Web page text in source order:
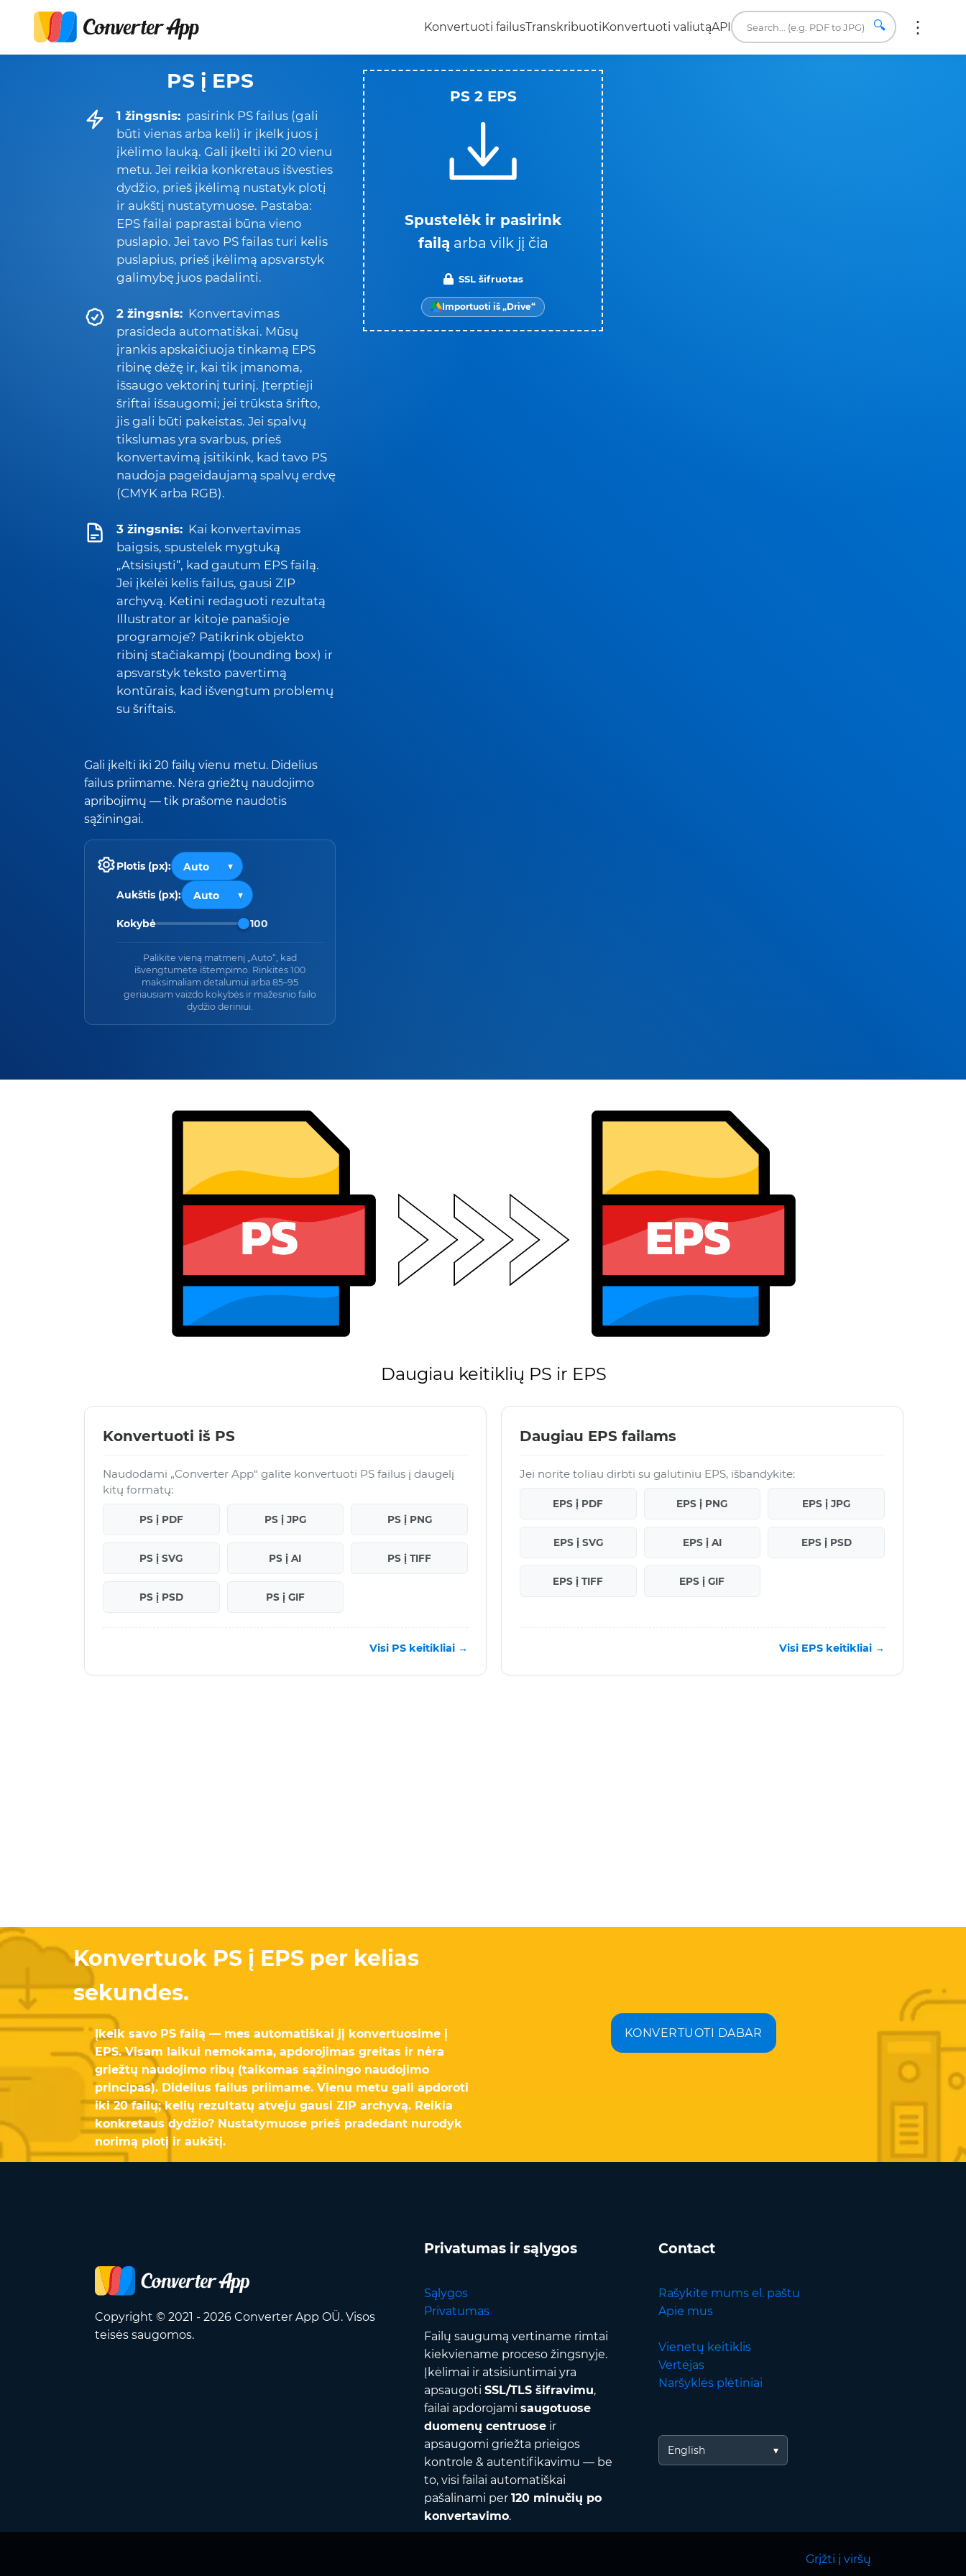
Konvertuoti failusTranskribuotiKonvertuoti valiutąAPI 🔍
PS į EPS
1 žingsnis: pasirink PS failus (gali
būti vienas arba keli) ir įkelk juos į
įkėlimo lauką. Gali įkelti iki 20 vienu
metu. Jei reikia konkretaus išvesties
dydžio, prieš įkėlimą nustatyk plotį
ir aukštį nustatymuose. Pastaba:
EPS failai paprastai būna vieno
puslapio. Jei tavo PS failas turi kelis
puslapius, prieš įkėlimą apsvarstyk
galimybę juos padalinti.
2 žingsnis: Konvertavimas
prasideda automatiškai. Mūsų
įrankis apskaičiuoja tinkamą EPS
ribinę dėžę ir, kai tik įmanoma,
išsaugo vektorinį turinį. Įterptieji
šriftai išsaugomi; jei trūksta šrifto,
jis gali būti pakeistas. Jei spalvų
tikslumas yra svarbus, prieš
konvertavimą įsitikink, kad tavo PS
naudoja pageidaujamą spalvų erdvę
(CMYK arba RGB).
3 žingsnis: Kai konvertavimas
baigsis, spustelėk mygtuką
„Atsisiųsti“, kad gautum EPS failą.
Jei įkėlėi kelis failus, gausi ZIP
archyvą. Ketini redaguoti rezultatą
Illustrator ar kitoje panašioje
programoje? Patikrink objekto
ribinį stačiakampį (bounding box) ir
apsvarstyk teksto pavertimą
kontūrais, kad išvengtum problemų
su šriftais.
Gali įkelti iki 20 failų vienu metu. Didelius
failus priimame. Nėra griežtų naudojimo
apribojimų — tik prašome naudotis
sąžiningai.
Plotis (px):
Aukštis (px):
Kokybė 100
Palikite vieną matmenį „Auto“, kad
išvengtumėte ištempimo. Rinkitės 100
maksimaliam detalumui arba 85–95
geriausiam vaizdo kokybės ir mažesnio failo
dydžio deriniui.
PS 2 EPS
Spustelėk ir pasirink
failą arba vilk jį čia
SSL šifruotas
Importuoti iš „Drive“
Daugiau keitiklių PS ir EPS
Konvertuoti iš PS
Naudodami „Converter App“ galite konvertuoti PS failus į daugelį
kitų formatų:
PS į PDF PS į JPG PS į PNG
PS į SVG PS į AI PS į TIFF
PS į PSD PS į GIF
Visi PS keitikliai →
Daugiau EPS failams
Jei norite toliau dirbti su galutiniu EPS, išbandykite:
EPS į PDF EPS į PNG EPS į JPG
EPS į SVG EPS į AI EPS į PSD
EPS į TIFF EPS į GIF
Visi EPS keitikliai →
Konvertuok PS į EPS per kelias
sekundes.
Įkelk savo PS failą — mes automatiškai jį konvertuosime į
EPS. Visam laikui nemokama, apdorojimas greitas ir nėra
griežtų naudojimo ribų (taikomas sąžiningo naudojimo
principas). Didelius failus priimame. Vienu metu gali apdoroti
iki 20 failų; kelių rezultatų atveju gausi ZIP archyvą. Reikia
konkretaus dydžio? Nustatymuose prieš pradedant nurodyk
norimą plotį ir aukštį.
KONVERTUOTI DABAR
Copyright © 2021 - 2026 Converter App OÜ. Visos
teisės saugomos.
Privatumas ir sąlygos
Sąlygos
Privatumas
Failų saugumą vertiname rimtai
kiekviename proceso žingsnyje.
Įkėlimai ir atsisiuntimai yra
apsaugoti SSL/TLS šifravimu,
failai apdorojami saugotuose
duomenų centruoseir
apsaugomi griežta prieigos
kontrole & autentifikavimu — be
to, visi failai automatiškai
pašalinami per 120 minučių po
konvertavimo.
Contact
Rašykite mums el. paštu
Apie mus
Vienetų keitiklis
Vertėjas
Naršyklės plėtiniai
English
Grįžti į viršų